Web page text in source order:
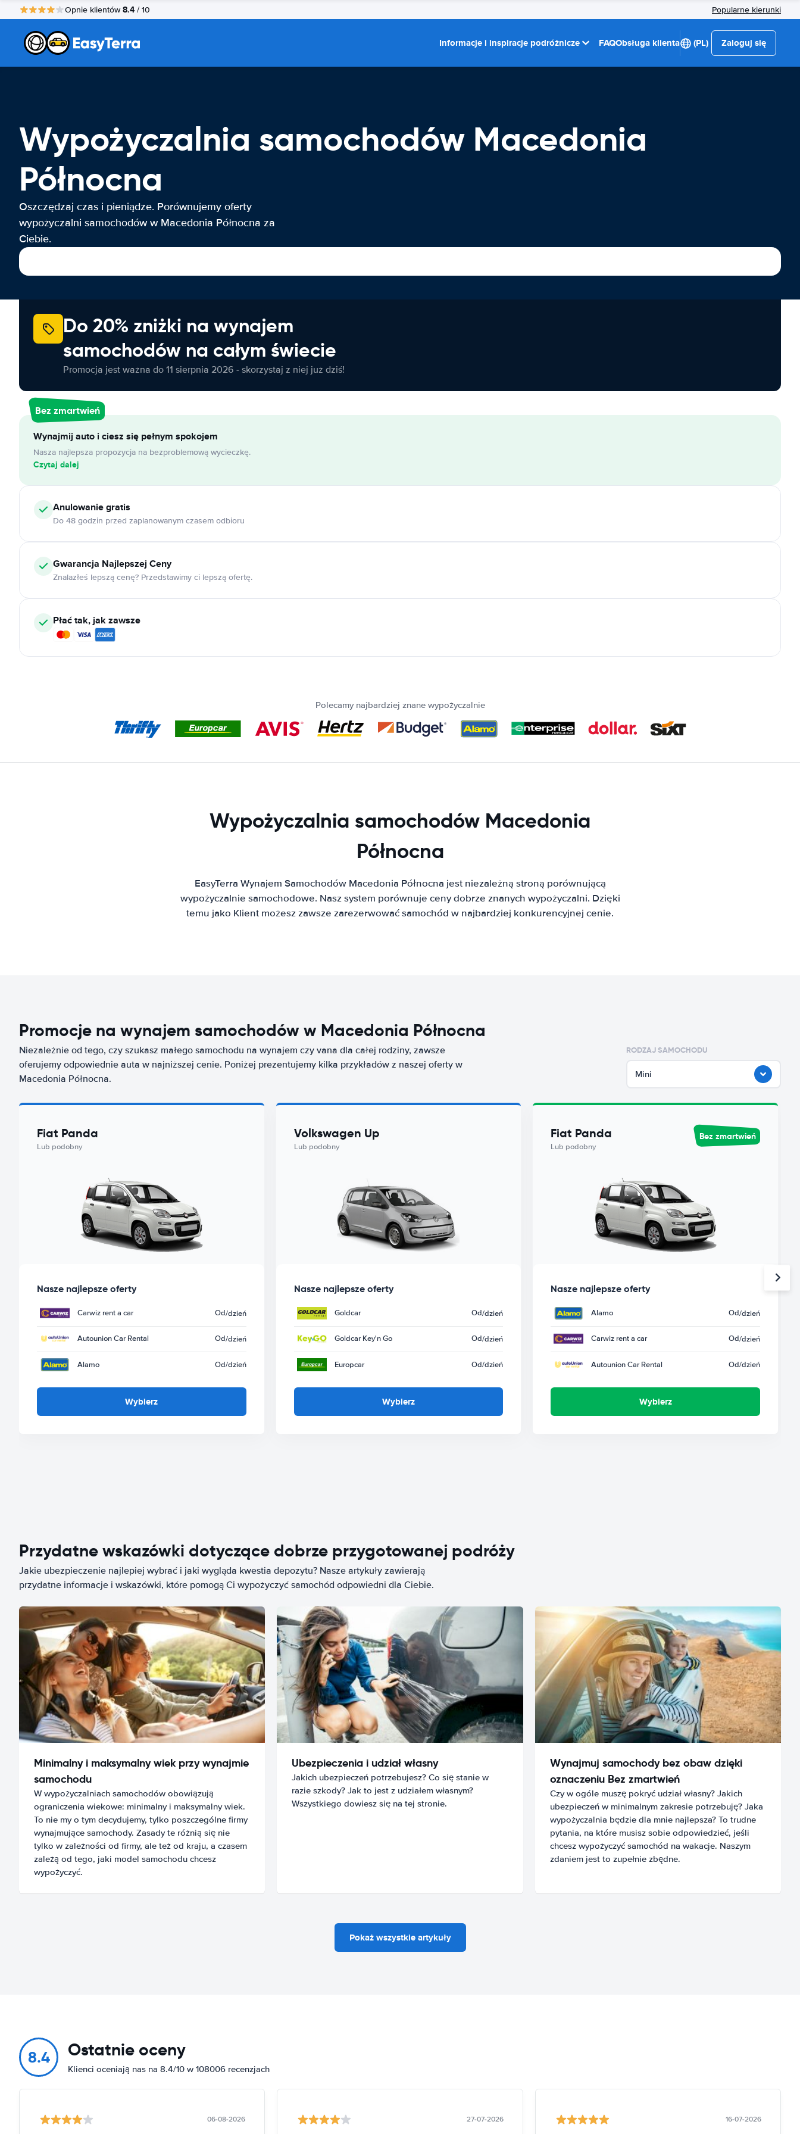
Opnie klientów8.4 / 10 Popularne kierunki
Informacje i inspiracje podróżnicze FAQObsługa klienta (PL) Zaloguj się
Wypożyczalnia samochodów Macedonia
Północna
Oszczędzaj czas i pieniądze. Porównujemy oferty
wypożyczalni samochodów w Macedonia Północna za
Ciebie.
Do 20% zniżki na wynajem
samochodów na całym świecie
Promocja jest ważna do 11 sierpnia 2026 - skorzystaj z niej już dziś!
Bez zmartwień
Wynajmij auto i ciesz się pełnym spokojem
Nasza najlepsza propozycja na bezproblemową wycieczkę.
Czytaj dalej
Anulowaniegratis
Do 48 godzin przed zaplanowanym czasem odbioru
Gwarancja Najlepszej Ceny
Znalazłeś lepszą cenę? Przedstawimy ci lepszą ofertę.
Płać tak, jak zawsze
Polecamy najbardziej znane wypożyczalnie
Wypożyczalnia samochodów Macedonia
Północna
EasyTerra Wynajem Samochodów Macedonia Północna jest niezależną stroną porównującą
wypożyczalnie samochodowe. Nasz system porównuje ceny dobrze znanych wypożyczalni. Dzięki
temu jako Klient możesz zawsze zarezerwować samochód w najbardziej konkurencyjnej cenie.
Promocje na wynajem samochodów w Macedonia Północna
Niezależnie od tego, czy szukasz małego samochodu na wynajem czy vana dla całej rodziny, zawsze
oferujemy odpowiednie auta w najniższej cenie. Poniżej prezentujemy kilka przykładów z naszej oferty w
Macedonia Północna.
RODZAJ SAMOCHODU
Mini
Fiat Panda
Lub podobny
Nasze najlepsze oferty
Carwiz rent a car Od/dzień
Autounion Car Rental Od/dzień
Alamo Od/dzień
Wybierz
Volkswagen Up
Lub podobny
Nasze najlepsze oferty
Goldcar Od/dzień
Goldcar Key'n Go Od/dzień
Europcar Od/dzień
Wybierz
Fiat Panda
Lub podobny
Bez zmartwień
Nasze najlepsze oferty
Alamo Od/dzień
Carwiz rent a car Od/dzień
Autounion Car Rental Od/dzień
Wybierz
Przydatne wskazówki dotyczące dobrze przygotowanej podróży
Jakie ubezpieczenie najlepiej wybrać i jaki wygląda kwestia depozytu? Nasze artykuły zawierają
przydatne informacje i wskazówki, które pomogą Ci wypożyczyć samochód odpowiedni dla Ciebie.
Minimalny i maksymalny wiek przy wynajmie
samochodu
W wypożyczalniach samochodów obowiązują
ograniczenia wiekowe: minimalny i maksymalny wiek.
To nie my o tym decydujemy, tylko poszczególne firmy
wynajmujące samochody. Zasady te różnią się nie
tylko w zależności od firmy, ale też od kraju, a czasem
zależą od tego, jaki model samochodu chcesz
wypożyczyć.
Ubezpieczenia i udział własny
Jakich ubezpieczeń potrzebujesz? Co się stanie w
razie szkody? Jak to jest z udziałem własnym?
Wszystkiego dowiesz się na tej stronie.
Wynajmuj samochody bez obaw dzięki
oznaczeniu Bez zmartwień
Czy w ogóle muszę pokryć udział własny? Jakich
ubezpieczeń w minimalnym zakresie potrzebuję? Jaka
wypożyczalnia będzie dla mnie najlepsza? To trudne
pytania, na które musisz sobie odpowiedzieć, jeśli
chcesz wypożyczyć samochód na wakacje. Naszym
zdaniem jest to zupełnie zbędne.
Pokaż wszystkie artykuły
8.4 Ostatnie oceny
Klienci oceniają nas na 8.4/10 w 108006 recenzjach
06-08-2026 27-07-2026 16-07-2026